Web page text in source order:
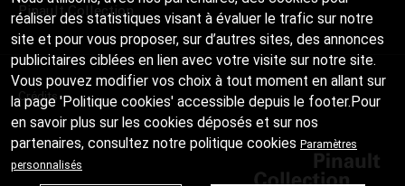
Pinault Collection
Crédits
réaliser des statistiques visant à évaluer le trafic sur notre
site et pour vous proposer, sur d’autres sites, des annonces
publicitaires ciblées en lien avec votre visite sur notre site.
Vous pouvez modifier vos choix à tout moment en allant sur
la page 'Politique cookies' accessible depuis le footer.Pour
en savoir plus sur les cookies déposés et sur nos
partenaires, consultez notre politique cookies Paramètres
personnalisés